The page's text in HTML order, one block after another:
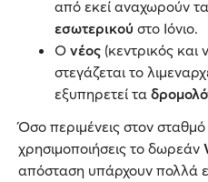
από εκεί αναχωρούν
εσωτερικού στο Ιόνιο.
Ο νέος (κεντρικός και
στεγάζεται το
εξυπηρετεί τα
Όσο περιμένεις στον
χρησιμοποιήσεις το δωρεάν
απόσταση υπάρχουν πολλά